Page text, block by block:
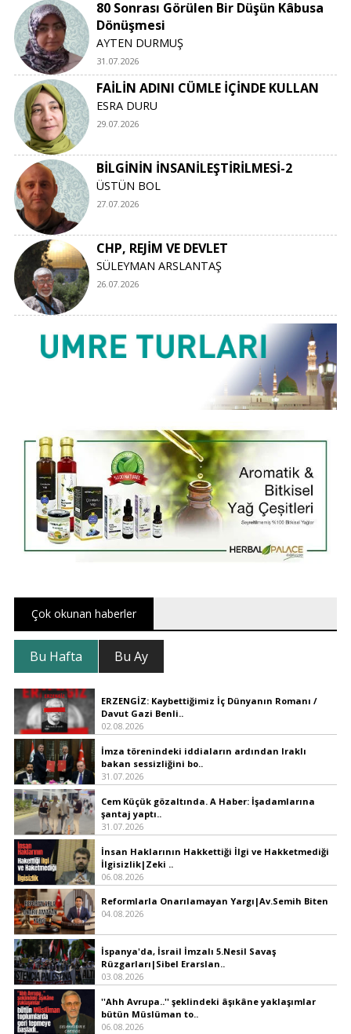
Nureddin Yalçın Adıyaman |
Kaleminize ..Yureginize sağlık.Selam ve dua ile
80 Sonrası Görülen Bir Düşün Kâbusa
Dönüşmesi
AYTEN DURMUŞ
31.07.2026
FAİLİN ADINI CÜMLE İÇİNDE KULLAN
ESRA DURU
29.07.2026
BİLGİNİN İNSANİLEŞTİRİLMESİ-2
ÜSTÜN BOL
27.07.2026
CHP, REJİM VE DEVLET
SÜLEYMAN ARSLANTAŞ
26.07.2026
Çok okunan haberler
Bu Hafta Bu Ay
ERZENGİZ: Kaybettiğimiz İç Dünyanın Romanı /
Davut Gazi Benli..
02.08.2026
İmza törenindeki iddiaların ardından Iraklı
bakan sessizliğini bo..
31.07.2026
Cem Küçük gözaltında. A Haber: İşadamlarına
şantaj yaptı..
31.07.2026
İnsan Haklarının Hakkettiği İlgi ve Hakketmediği
İlgisizlik|Zeki ..
06.08.2026
Reformlarla Onarılamayan Yargı|Av.Semih Biten
04.08.2026
İspanya'da, İsrail İmzalı 5.Nesil Savaş
Rüzgarları|Sibel Erarslan..
03.08.2026
''Ahh Avrupa..'' şeklindeki âşıkâne yaklaşımlar
bütün Müslüman to..
06.08.2026